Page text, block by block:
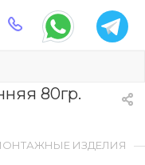
80гр.
ИЗДЕЛИЯ —